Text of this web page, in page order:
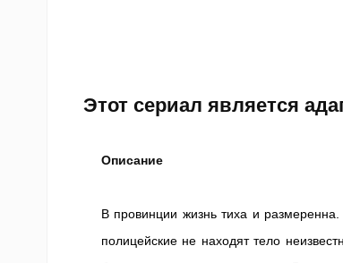
Этот сериал является
Описание
В провинции жизнь тиха и
полицейские не находят тело